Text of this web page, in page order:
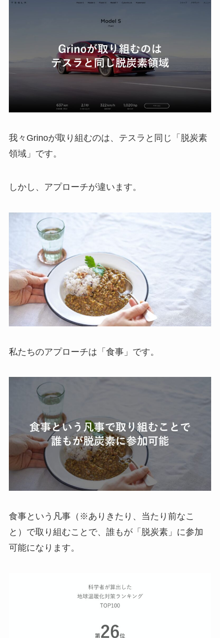
我々Grinoが取り組むのは、テスラと同じ「脱炭素
領域」です。
しかし、アプローチが違います。
私たちのアプローチは「食事」です。
食事という凡事（※ありきたり、当たり前なこ
と）で取り組むことで、誰もが「脱炭素」に参加
可能になります。